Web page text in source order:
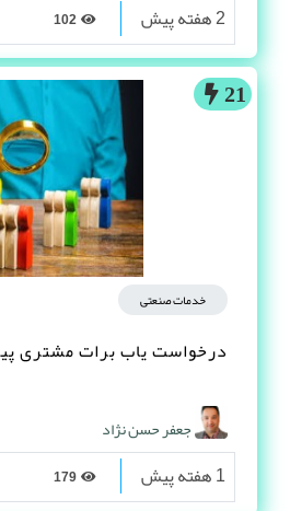
2 هفته پیش
21
خدمات صنعتی
درخواست یاب برات مشتری
جعفر حسن نژاد
1 هفته پیش